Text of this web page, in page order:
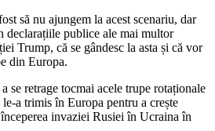
să nu ajungem la acest scenariu, dar
declarațiile publice ale mai multor
Trump, că se gândesc la asta și că vor
din Europa.
se retrage tocmai acele trupe rotaționale
a trimis în Europa pentru a crește
invaziei Rusiei în Ucraina în